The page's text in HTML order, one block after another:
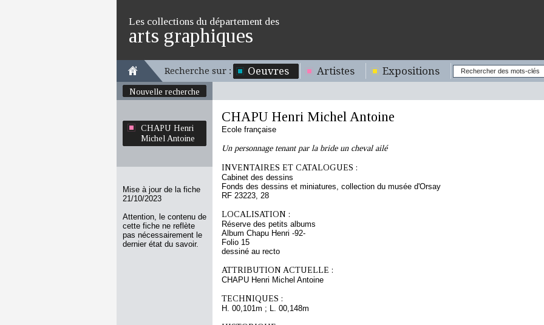
Les collections du département des
arts graphiques
Recherche sur : Oeuvres Artistes Expositions
Nouvelle recherche
CHAPU Henri
Michel Antoine
Mise à jour de la fiche
21/10/2023
Attention, le contenu de
cette fiche ne reflète
pas nécessairement le
dernier état du savoir.
CHAPU Henri Michel Antoine
Ecole française
Un personnage tenant par la bride un cheval ailé
INVENTAIRES ET CATALOGUES :
Cabinet des dessins
Fonds des dessins et miniatures, collection du musée d'Orsay
RF 23223, 28
LOCALISATION :
Réserve des petits albums
Album Chapu Henri -92-
Folio 15
dessiné au recto
ATTRIBUTION ACTUELLE :
CHAPU Henri Michel Antoine
TECHNIQUES :
H. 00,101m ; L. 00,148m